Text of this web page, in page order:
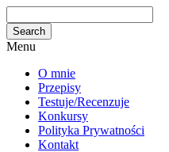
Menu
O mnie
Przepisy
Testuje/Recenzuje
Konkursy
Polityka Prywatności
Kontakt